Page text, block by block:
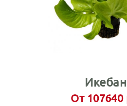
От 107640